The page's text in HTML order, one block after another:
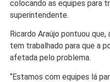
colocando as equipes para
superintendente.
Ricardo Araújo pontuou
tem trabalhado para que a
afetada pelo problema.
“Estamos com equipes lá